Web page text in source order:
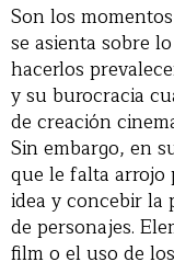
Son los
se asienta sobre
hacerlos
y su burocracia
de creación
Sin embargo, en
que le falta arrojo
idea y concebir
de personajes.
film o el uso de